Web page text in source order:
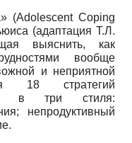
(Adolescent Coping
(адаптация Т.Л.
выяснить, как
вообще
и неприятной
18 стратегий
в три стиля:
непродуктивный